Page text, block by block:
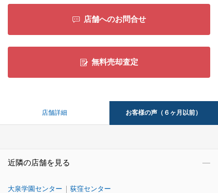
店舗へのお問合せ
無料売却査定
店舗詳細 お客様の声（６ヶ月以前）
近隣の店舗を見る
大泉学園センター 荻窪センター